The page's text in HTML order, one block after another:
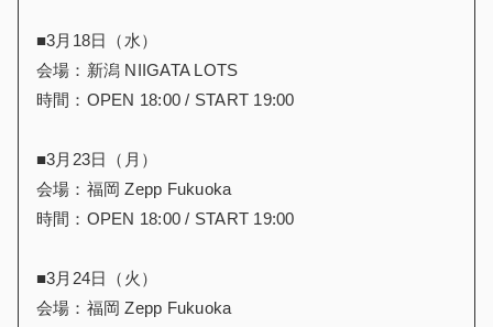
■3月18日（水）
会場：新潟 NIIGATA LOTS
時間：OPEN 18:00 / START 19:00
■3月23日（月）
会場：福岡 Zepp Fukuoka
時間：OPEN 18:00 / START 19:00
■3月24日（火）
会場：福岡 Zepp Fukuoka